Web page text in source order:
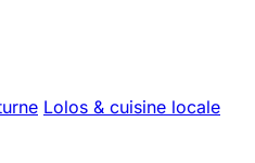
Lolos & cuisine locale